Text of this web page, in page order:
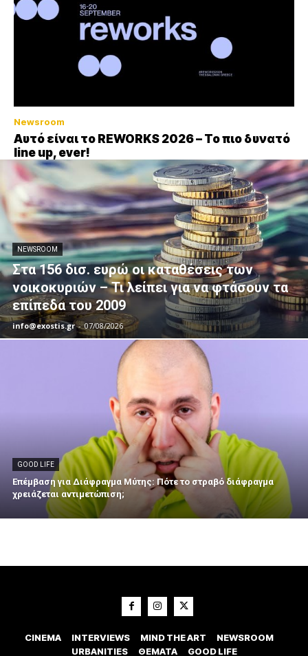
Newsroom
Αυτό είναι το REWORKS 2026 – Το πιο δυνατό
line up, ever!
NEWSROOM
Στα 156 δισ. ευρώ οι καταθέσεις των
νοικοκυριών – Τι λείπει για να φτάσουν τα
επίπεδα του 2009
info@exostis.gr - 07/08/2026
GOOD LIFE
Επέμβαση για Διάφραγμα Μύτης: Πότε το στραβό διάφραγμα
χρειάζεται αντιμετώπιση;
CINEMA INTERVIEWS MIND THE ART
NEWSROOM
URBANITIES
ΘΕΜΑΤΑ GOOD LIFE